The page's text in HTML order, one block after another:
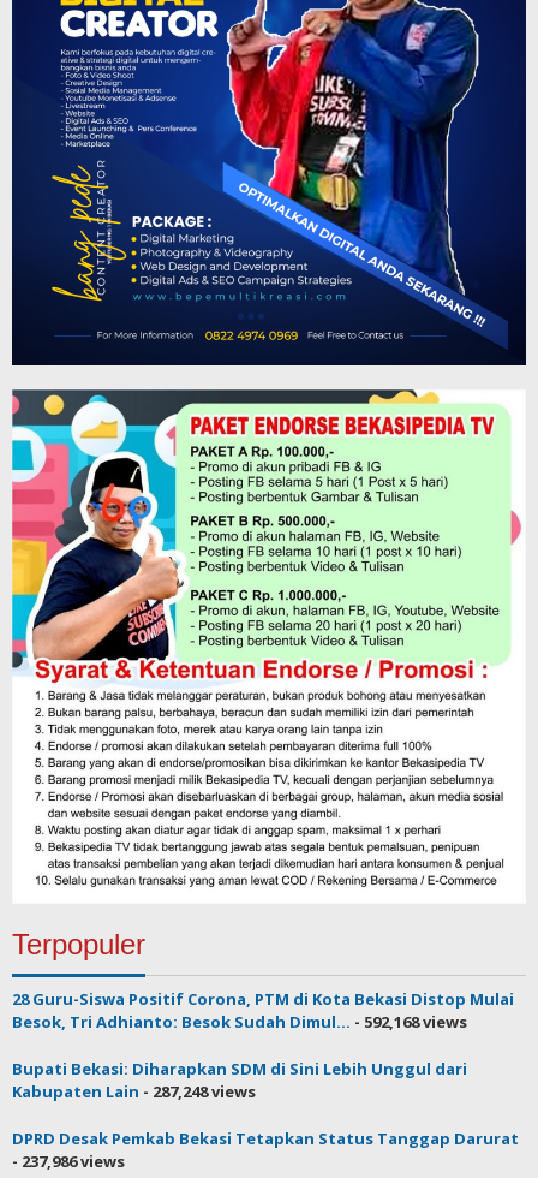
Terpopuler
28 Guru-Siswa Positif Corona, PTM di Kota Bekasi Distop Mulai
Besok, Tri Adhianto: Besok Sudah Dimul... - 592,168 views
Bupati Bekasi: Diharapkan SDM di Sini Lebih Unggul dari
Kabupaten Lain - 287,248 views
DPRD Desak Pemkab Bekasi Tetapkan Status Tanggap Darurat
- 237,986 views